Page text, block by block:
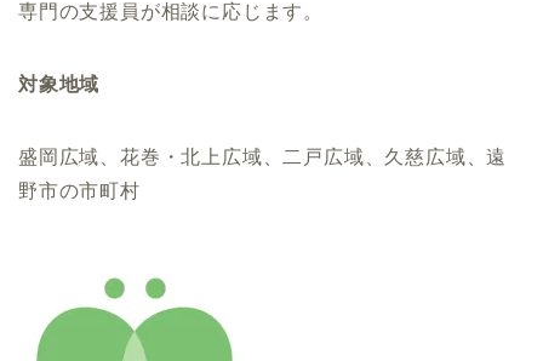
専門の支援員が相談に応じます。
対象地域
盛岡広域、花巻・北上広域、二戸広域、久慈広域、遠
野市の市町村